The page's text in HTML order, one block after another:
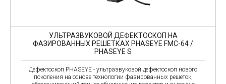
УЛЬТРАЗВУКОВОЙ ДЕФЕКТОСКОП НА
ФАЗИРОВАННЫХ РЕШЕТКАХ PHASEYE FMC-64 /
PHASEYE S
Дефектоскоп PHASEYE - ультразвуковой дефектоскоп нового
поколения на основе технологии фазированных решеток,